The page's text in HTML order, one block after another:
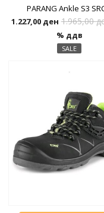
PARANG Ankle S3
1.227,00 ден 1.965,00
% ддв
SALE